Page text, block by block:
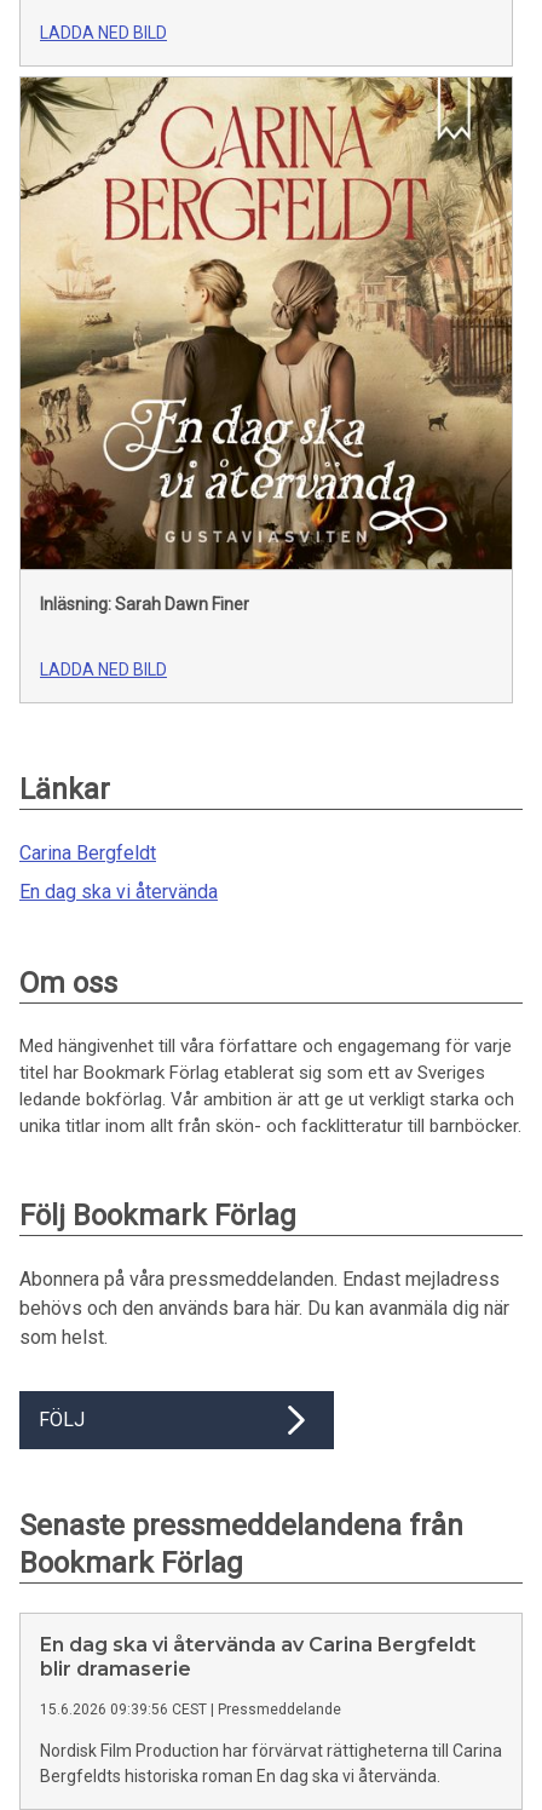
LADDA NED BILD
Inläsning: Sarah Dawn Finer
LADDA NED BILD
Länkar
Carina Bergfeldt
En dag ska vi återvända
Om oss
Med hängivenhet till våra författare och engagemang för varje
titel har Bookmark Förlag etablerat sig som ett av Sveriges
ledande bokförlag. Vår ambition är att ge ut verkligt starka och
unika titlar inom allt från skön- och facklitteratur till barnböcker.
Följ Bookmark Förlag
Abonnera på våra pressmeddelanden. Endast mejladress
behövs och den används bara här. Du kan avanmäla dig när
som helst.
FÖLJ
Senaste pressmeddelandena från
Bookmark Förlag
En dag ska vi återvända av Carina Bergfeldt
blir dramaserie
15.6.2026 09:39:56 CEST | Pressmeddelande
Nordisk Film Production har förvärvat rättigheterna till Carina
Bergfeldts historiska roman En dag ska vi återvända.